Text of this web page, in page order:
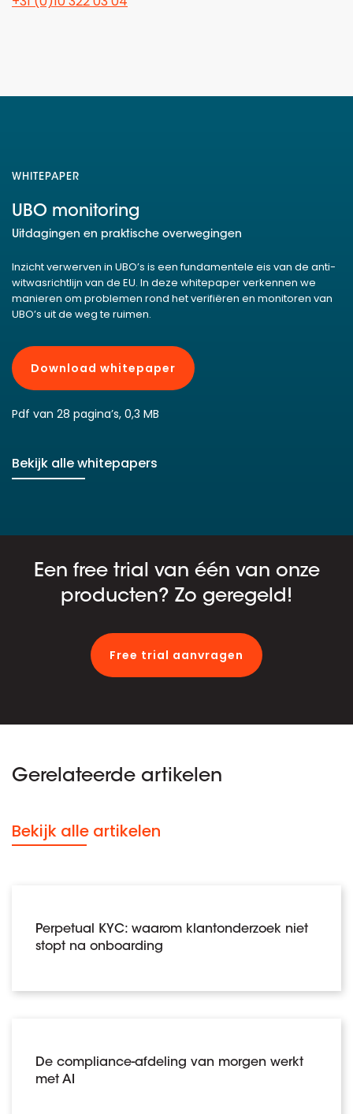
WHITEPAPER
UBO monitoring
Uitdagingen en praktische overwegingen
Inzicht verwerven in UBO’s is een fundamentele eis van de anti-
witwasrichtlijn van de EU. In deze whitepaper verkennen we
manieren om problemen rond het verifiëren en monitoren van
UBO’s uit de weg te ruimen.
Download whitepaper
Pdf van 28 pagina’s, 0,3 MB
Bekijk alle whitepapers
Een free trial van één van onze
producten? Zo geregeld!
Free trial aanvragen
Gerelateerde artikelen
Bekijk alle artikelen
Perpetual KYC: waarom klantonderzoek niet
stopt na onboarding
De compliance-afdeling van morgen werkt
met AI